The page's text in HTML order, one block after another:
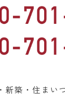
新築・住まい